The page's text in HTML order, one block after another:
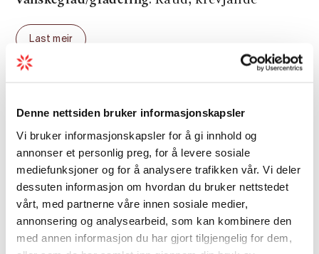
Denne nettsiden bruker informasjonskapsler
Vi bruker informasjonskapsler for å gi innhold og
annonser et personlig preg, for å levere sosiale
mediefunksjoner og for å analysere trafikken vår. Vi deler
dessuten informasjon om hvordan du bruker nettstedet
vårt, med partnerne våre innen sosiale medier,
annonsering og analysearbeid, som kan kombinere den
med annen informasjon du har gjort tilgjengelig for dem,
Last meir
Avstand
Gradering
Sesong